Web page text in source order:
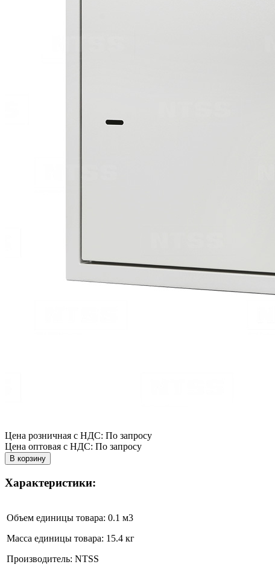
Цена розничная с НДС: По запросу
Цена оптовая с НДС: По запросу
Характеристики:
Объем единицы товара: 0.1 м3
Масса единицы товара: 15.4 кг
Производитель: NTSS